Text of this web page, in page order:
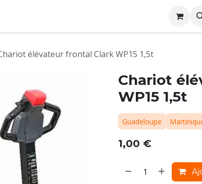
Rejoignez nous
élévateur frontal Clark WP15 1,5t
Chariot
WP15 1,5t
Guadeloupe
1,00 €